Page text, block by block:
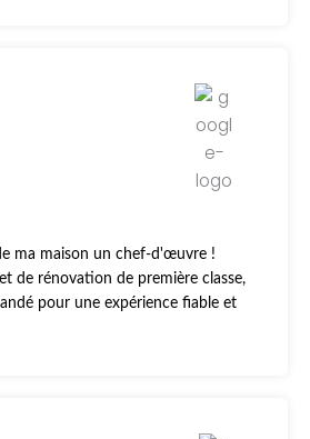
ma maison un chef-d'œuvre !
de rénovation de première classe,
pour une expérience fiable et